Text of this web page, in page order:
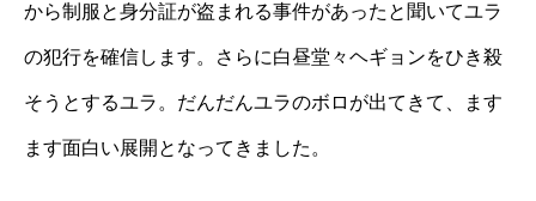
から制服と身分証が盗まれる事件があったと聞いてユラ
の犯行を確信します。さらに白昼堂々ヘギョンをひき殺
そうとするユラ。だんだんユラのボロが出てきて、ます
ます面白い展開となってきました。